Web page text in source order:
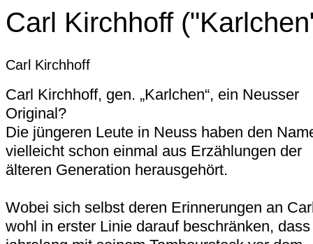
Carl Kirchhoff
Carl Kirchhoff
Carl Kirchhoff, gen. „Karlchen“, ein Neusser
Original?
Die jüngeren Leute in Neuss haben den
vielleicht schon einmal aus Erzählungen der
älteren Generation herausgehört.
Wobei sich selbst deren Erinnerungen an
wohl in erster Linie darauf beschränken,